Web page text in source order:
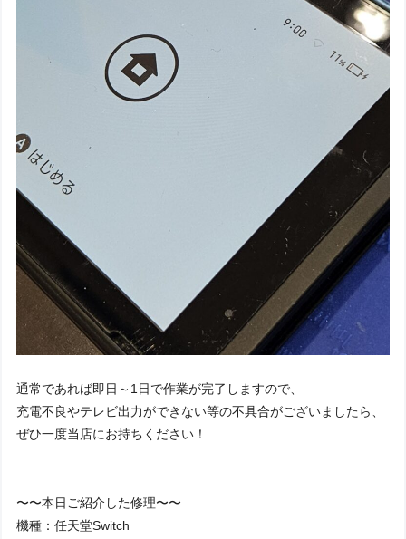
通常であれば即日～1日で作業が完了しますので、
充電不良やテレビ出力ができない等の不具合がございましたら、
ぜひ一度当店にお持ちください！
〜〜本日ご紹介した修理〜〜
機種：任天堂Switch